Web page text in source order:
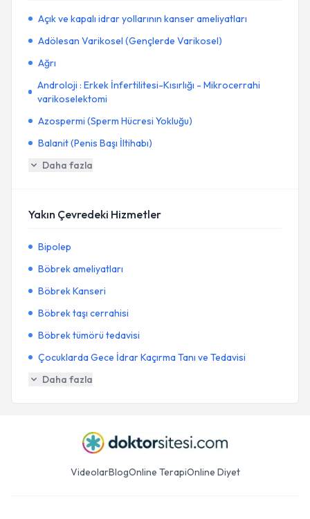
Açık ve kapalı idrar yollarının kanser ameliyatları
Adölesan Varikosel (Gençlerde Varikosel)
Ağrı
Androloji : Erkek İnfertilitesi-Kısırlığı - Mikrocerrahi
varikoselektomi
Azospermi (Sperm Hücresi Yokluğu)
Balanit (Penis Başı İltihabı)
Daha fazla
Yakın Çevredeki Hizmetler
Bipolep
Böbrek ameliyatları
Böbrek Kanseri
Böbrek taşı cerrahisi
Böbrek tümörü tedavisi
Çocuklarda Gece İdrar Kaçırma Tanı ve Tedavisi
Daha fazla
VideolarBlogOnline TerapiOnline Diyet